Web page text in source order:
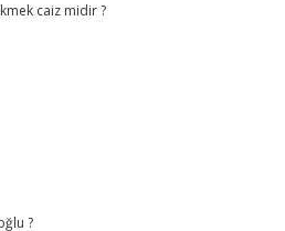
caiz midir ?
?